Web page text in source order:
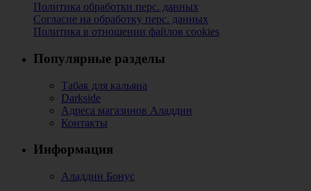
Политика обработки перс. данных
Согласие на обработку перс. данных
Политика в отношении файлов cookies
Популярные разделы
Табак для кальяна
Darkside
Адреса магазинов Аладдин
Контакты
Информация
Аладдин Бонус